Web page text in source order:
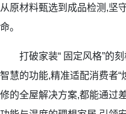
从原材料甄选到成品检测,坚
命。
打破家装“ 固定风格”的刻
智慧的功能,精准适配消费者
修的全屋解决方案,都能通过